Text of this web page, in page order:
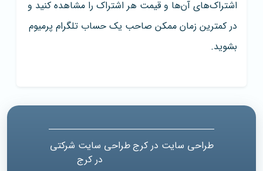
اشتراک‌های آن‌ها و قیمت هر اشتراک را مشاهده کنید و
در کمترین زمان ممکن صاحب یک حساب تلگرام پرمیوم
بشوید.
طراحی سایت در کرجطراحی سایت شرکتی
در کرج